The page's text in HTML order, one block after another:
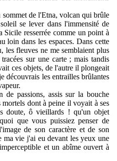
de l'Etna, volcan qui brûle
se lever dans l'immensité de
Sicile resserrée comme un point à
loin dans les espaces. Dans cette
les fleuves ne me semblaient plus
sur une carte ; mais tandis
ces objets, de l'autre il plongeait
découvrais les entrailles brûlantes
passions, assis sur la bouche
dont à peine il voyait à ses
doute, ô vieillards ! qu'un objet
que vous puissiez penser de
de son caractère et de son
ma vie j'ai eu devant les yeux une
et un abîme ouvert à